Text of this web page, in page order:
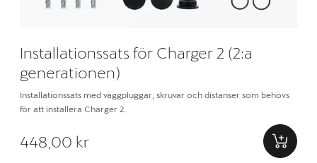
Installationssats för Charger 2 (2:a
generationen)
Installationssats med väggpluggar, skruvar och distanser som behövs
för att installera Charger 2.
448,00 kr